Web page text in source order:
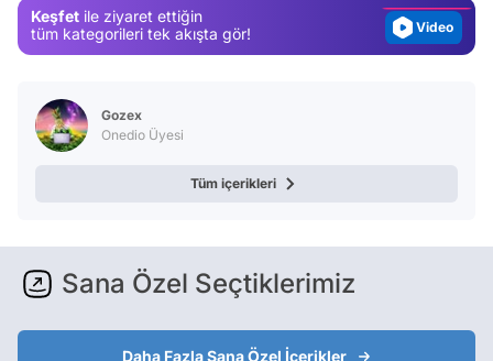
Keşfet ile ziyaret ettiğin
tüm kategorileri tek akışta gör!
Video
Gozex
Onedio Üyesi
Tüm içerikleri
Sana Özel Seçtiklerimiz
Daha Fazla Sana Özel İçerikler